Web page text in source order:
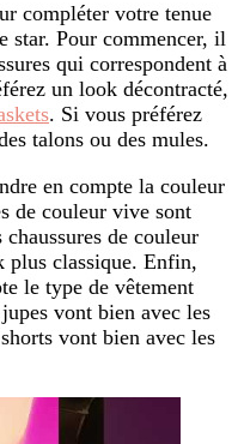
compléter votre tenue
star. Pour commencer, il
qui correspondent à
un look décontracté,
. Si vous préférez
talons ou des mules.
en compte la couleur
de couleur vive sont
de couleur
plus classique. Enfin,
le type de vêtement
vont bien avec les
vont bien avec les